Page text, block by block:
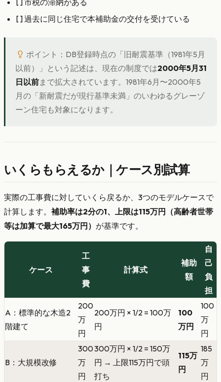
[ ] 過去に同じ住宅で本補助金の交付を受けている
ポイント：DB登録時点の「旧耐震基準（1981年5月
以前）」という記述は、現在の制度では2000年5月31
日以前まで拡大されています。1981年6月〜2000年5
月の「新耐震だが現行基準未満」のいわゆるグレーゾ
ーン住宅も対象になります。
いくらもらえるか｜ケース別試算
実際の工事費に対していくら戻るか、3つのモデルケースで
計算します。 補助率は2分の1、上限は115万円（高齢者世帯
等は加算で最大165万円） が基準です。
ケース
工
事
費
計算式
補助
額
自
己
負
担
A：標準的な木造2
階建て
200
万
円
200万円 × 1/2 = 100万
円
100
万円
100
万
円
B：大規模改修
300
万
円
300万円 × 1/2 = 150万
円 → 上限115万円で頭
打ち
115万
円
185
万
円